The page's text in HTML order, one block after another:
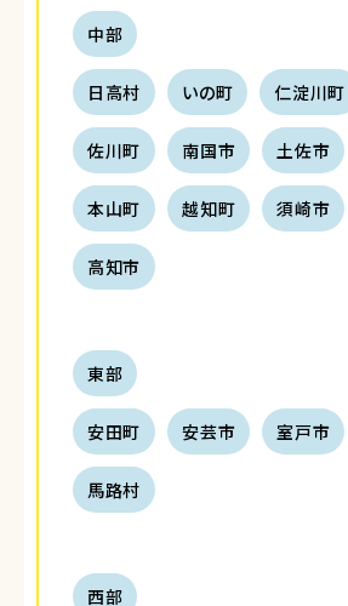
中部
日高村 いの町 仁淀川町
佐川町 南国市 土佐市
本山町 越知町 須崎市
高知市
東部
安田町 安芸市 室戸市
馬路村
西部